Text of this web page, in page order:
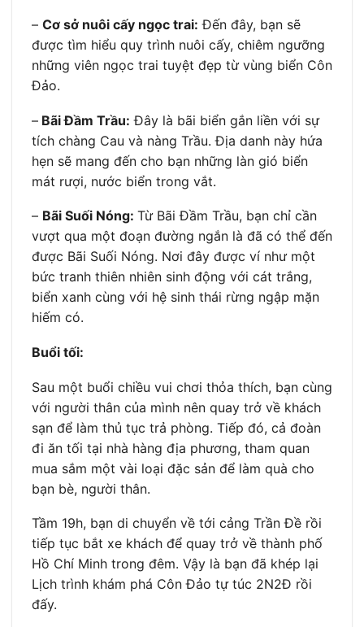
– Cơ sở nuôi cấy ngọc trai: Đến đây, bạn sẽ
được tìm hiểu quy trình nuôi cấy, chiêm ngưỡng
những viên ngọc trai tuyệt đẹp từ vùng biển Côn
Đảo.
– Bãi Đầm Trầu: Đây là bãi biển gắn liền với sự
tích chàng Cau và nàng Trầu. Địa danh này hứa
hẹn sẽ mang đến cho bạn những làn gió biển
mát rượi, nước biển trong vắt.
– Bãi Suối Nóng: Từ Bãi Đầm Trầu, bạn chỉ cần
vượt qua một đoạn đường ngắn là đã có thể đến
được Bãi Suối Nóng. Nơi đây được ví như một
bức tranh thiên nhiên sinh động với cát trắng,
biển xanh cùng với hệ sinh thái rừng ngập mặn
hiếm có.
Buổi tối:
Sau một buổi chiều vui chơi thỏa thích, bạn cùng
với người thân của mình nên quay trở về khách
sạn để làm thủ tục trả phòng. Tiếp đó, cả đoàn
đi ăn tối tại nhà hàng địa phương, tham quan
mua sắm một vài loại đặc sản để làm quà cho
bạn bè, người thân.
Tầm 19h, bạn di chuyển về tới cảng Trần Đề rồi
tiếp tục bắt xe khách để quay trở về thành phố
Hồ Chí Minh trong đêm. Vậy là bạn đã khép lại
Lịch trình khám phá Côn Đảo tự túc 2N2Đ rồi
đấy.